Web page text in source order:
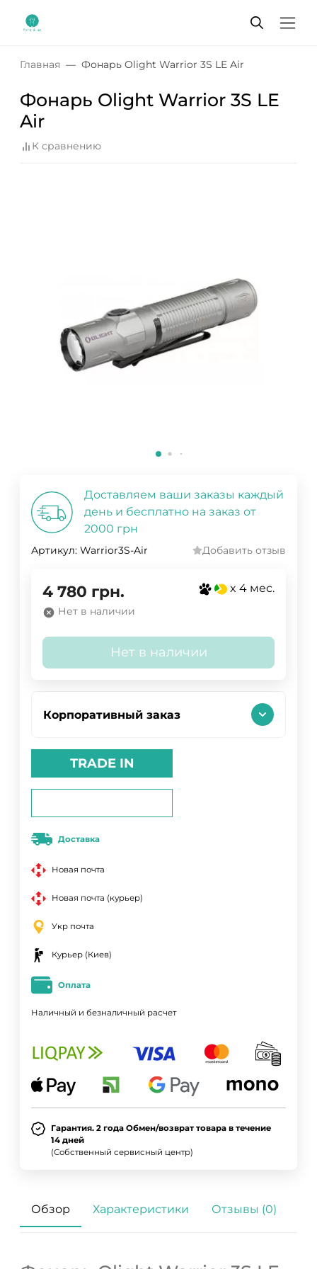
Главная Фонарь Olight Warrior 3S LE Air
Фонарь Olight Warrior 3S LE
Air
К сравнению
Доставляем ваши заказы каждый
день и бесплатно на заказ от
2000 грн
Артикул: Warrior3S-Air Добавить отзыв
4 780 грн. x 4 мес.
Нет в наличии
Нет в наличии
Корпоративный заказ
TRADE IN
Доставка
Новая почта
Новая почта (курьер)
Укр почта
Курьер (Киев)
Оплата
Наличный и безналичный расчет
Гарантия. 2 года Обмен/возврат товара в течение
14 дней
(Собственный сервисный центр)
Обзор Характеристики Отзывы (0)